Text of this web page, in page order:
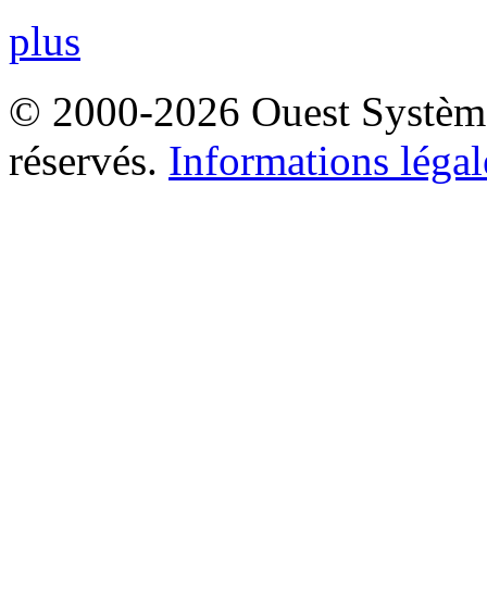
plus
© 2000-2026 Ouest
réservés. Informations